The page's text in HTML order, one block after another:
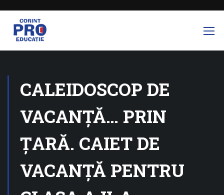
CALEIDOSCOP DE
VACANȚĂ… PRIN
ȚARĂ. CAIET DE
VACANȚĂ PENTRU